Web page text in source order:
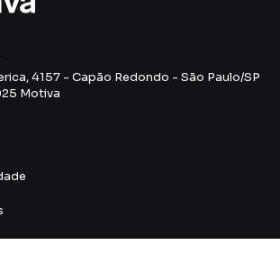
4157 - Capão Redondo - São Paulo/SP
Motiva